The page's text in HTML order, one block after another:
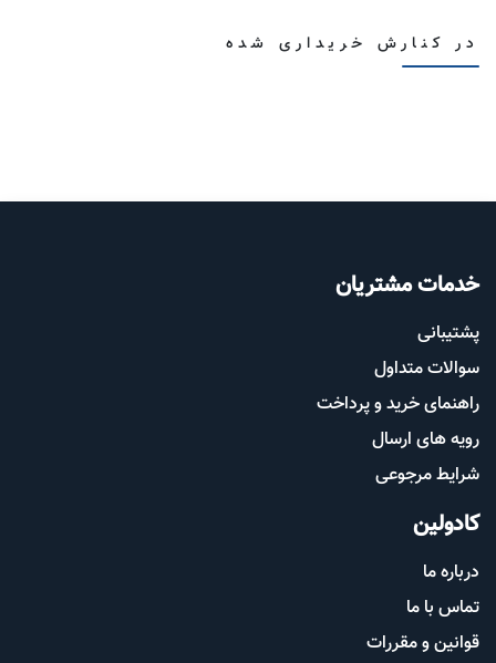
در کنارش خریداری شده
خدمات مشتریان
پشتیب​​انی
سوالات متداول
راهنمای خرید و پرداخت
رویه های ارسال
شرایط مرجوعی
کادولین
درباره ما
تماس با ما
قوانین و مقررات